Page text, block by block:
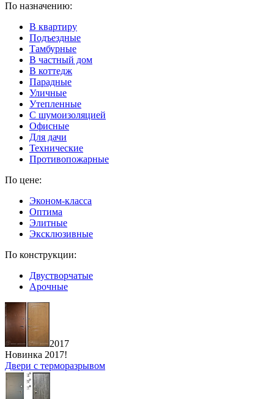
По назначению:
В квартиру
Подъездные
Тамбурные
В частный дом
В коттедж
Парадные
Уличные
Утепленные
C шумоизоляцией
Офисные
Для дачи
Технические
Противопожарные
По цене:
Эконом-класса
Оптима
Элитные
Эксклюзивные
По конструкции:
Двустворчатые
Арочные
2017
Новинка 2017!
Двери с терморазрывом